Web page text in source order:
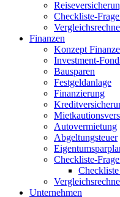
Checkliste-
Finanzen
Konzept
Investment-
Bausparen
Festgeldanlage
Finanzierung
Autovermietung
Abgeltungsteuer
Checkliste-
Unternehmen